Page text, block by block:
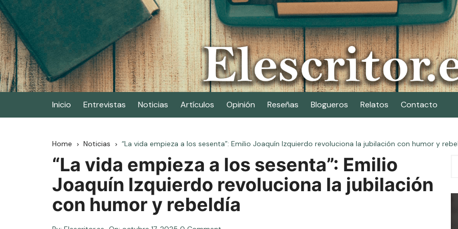
Skip
to
content
Elescritor.es
El periódico digital de los escritores
Inicio Entrevistas Noticias Artículos Opinión Reseñas Blogueros Relatos Contacto
Home Noticias “La vida empieza a los sesenta”: Emilio Joaquín Izquierdo revoluciona la jubilación con humor y
“La vida empieza a los sesenta”: Emilio
Joaquín Izquierdo revoluciona la jubilación
con humor y rebeldía